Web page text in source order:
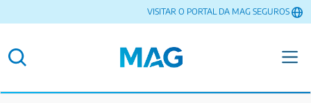
VISITAR O PORTAL DA MAG SEGUROS